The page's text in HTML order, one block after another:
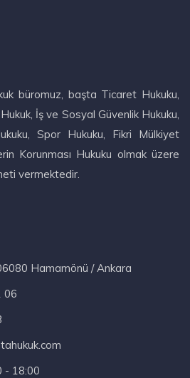
büromuz, başta Ticaret Hukuku,
İş ve Sosyal Güvenlik Hukuku,
Spor Hukuku, Fikri Mülkiyet
Korunması Hukuku olmak üzere
vermektedir.
Hamamönü / Ankara
06
- 18:00